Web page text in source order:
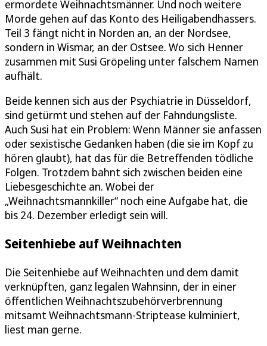
ermordete Weihnachtsmänner. Und noch weitere
Morde gehen auf das Konto des Heiligabendhassers.
Teil 3 fängt nicht in Norden an, an der Nordsee,
sondern in Wismar, an der Ostsee. Wo sich Henner
zusammen mit Susi Gröpeling unter falschem Namen
aufhält.
Beide kennen sich aus der Psychiatrie in Düsseldorf,
sind getürmt und stehen auf der Fahndungsliste.
Auch Susi hat ein Problem: Wenn Männer sie anfassen
oder sexistische Gedanken haben (die sie im Kopf zu
hören glaubt), hat das für die Betreffenden tödliche
Folgen. Trotzdem bahnt sich zwischen beiden eine
Liebesgeschichte an. Wobei der
„Weihnachtsmannkiller“ noch eine Aufgabe hat, die
bis 24. Dezember erledigt sein will.
Seitenhiebe auf Weihnachten
Die Seitenhiebe auf Weihnachten und dem damit
verknüpften, ganz legalen Wahnsinn, der in einer
öffentlichen Weihnachtszubehörverbrennung
mitsamt Weihnachtsmann-Striptease kulminiert,
liest man gerne.